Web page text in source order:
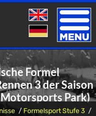
Toggle
Formel
3 der Saison
Park)
Formelsport Stufe 3